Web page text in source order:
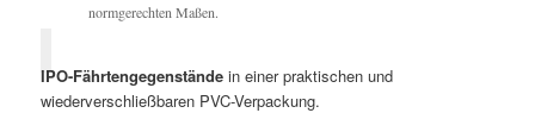
normgerechten Maßen.
IPO-Fährtengegenstände in einer praktischen und
wiederverschließbaren PVC-Verpackung.